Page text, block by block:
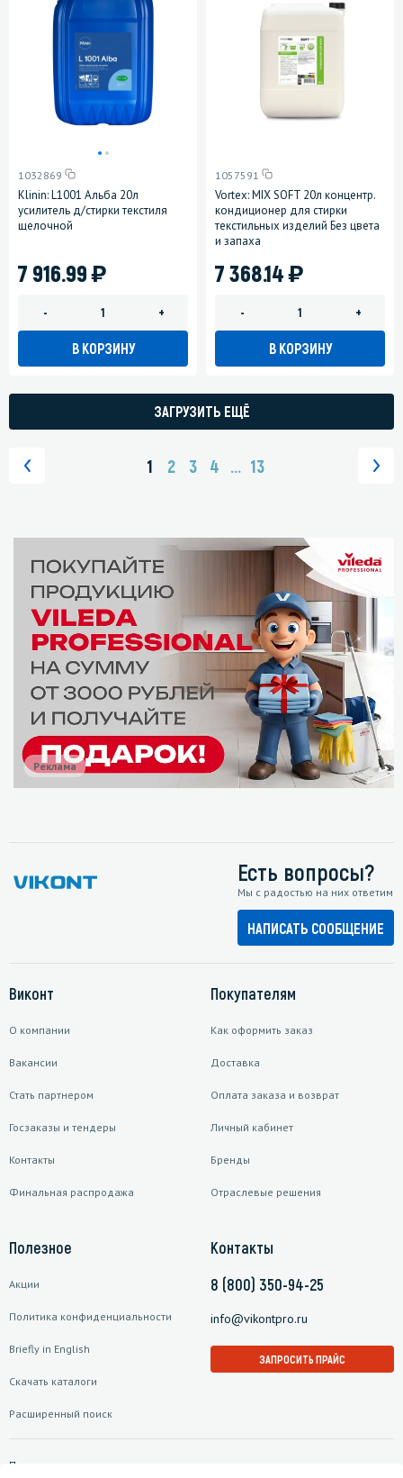
1032869
Klinin: L1001 Альба 20л
усилитель д/стирки текстиля
щелочной
7 916.99)
- +
В КОРЗИНУ
1057591
Vortex: MIX SOFT 20л концентр.
кондиционер для стирки
текстильных изделий Без цвета
и запаха
7 368.14)
- +
В КОРЗИНУ
ЗАГРУЗИТЬ ЕЩЁ
1 2 3 4 ... 13
Реклама
Есть вопросы?
Мы с радостью на них ответим
НАПИСАТЬ СООБЩЕНИЕ
Виконт
О компании
Вакансии
Стать партнером
Госзаказы и тендеры
Контакты
Финальная распродажа
Покупателям
Как оформить заказ
Доставка
Оплата заказа и возврат
Личный кабинет
Бренды
Отраслевые решения
Полезное
Акции
Политика конфиденциальности
Briefly in English
Скачать каталоги
Расширенный поиск
Контакты
8 (800) 350-94-25
info@vikontpro.ru
ЗАПРОСИТЬ ПРАЙС
Подписаться на рассылку